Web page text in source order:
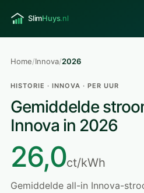
Home/Innova/2026
HISTORIE · INNOVA · PER UUR
Gemiddelde
Innova in 2026
26,0ct/kWh
Gemiddelde all-in Innova-